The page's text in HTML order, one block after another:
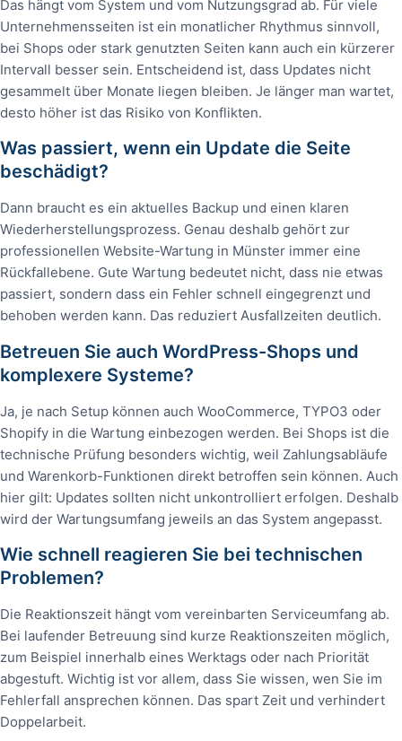
Das hängt vom System und vom Nutzungsgrad ab. Für viele
Unternehmensseiten ist ein monatlicher Rhythmus sinnvoll,
bei Shops oder stark genutzten Seiten kann auch ein kürzerer
Intervall besser sein. Entscheidend ist, dass Updates nicht
gesammelt über Monate liegen bleiben. Je länger man wartet,
desto höher ist das Risiko von Konflikten.
Was passiert, wenn ein Update die Seite
beschädigt?
Dann braucht es ein aktuelles Backup und einen klaren
Wiederherstellungsprozess. Genau deshalb gehört zur
professionellen Website-Wartung in Münster immer eine
Rückfallebene. Gute Wartung bedeutet nicht, dass nie etwas
passiert, sondern dass ein Fehler schnell eingegrenzt und
behoben werden kann. Das reduziert Ausfallzeiten deutlich.
Betreuen Sie auch WordPress-Shops und
komplexere Systeme?
Ja, je nach Setup können auch WooCommerce, TYPO3 oder
Shopify in die Wartung einbezogen werden. Bei Shops ist die
technische Prüfung besonders wichtig, weil Zahlungsabläufe
und Warenkorb-Funktionen direkt betroffen sein können. Auch
hier gilt: Updates sollten nicht unkontrolliert erfolgen. Deshalb
wird der Wartungsumfang jeweils an das System angepasst.
Wie schnell reagieren Sie bei technischen
Problemen?
Die Reaktionszeit hängt vom vereinbarten Serviceumfang ab.
Bei laufender Betreuung sind kurze Reaktionszeiten möglich,
zum Beispiel innerhalb eines Werktags oder nach Priorität
abgestuft. Wichtig ist vor allem, dass Sie wissen, wen Sie im
Fehlerfall ansprechen können. Das spart Zeit und verhindert
Doppelarbeit.